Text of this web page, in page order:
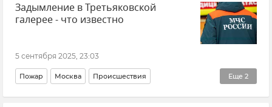
Черное море ВСУ (Вооруженные силы Украины)
Новости Крыма
Задымление в Третьяковской
галерее - что известно
5 сентября 2025, 23:03
Еще 2
Пожар Москва Происшествия
МЧС РФ (Министерство чрезвычайных ситуаций Российской Федерации)